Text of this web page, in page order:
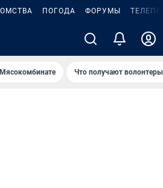
ПОГОДА ФОРУМЫ
Мясокомбинате Что получают